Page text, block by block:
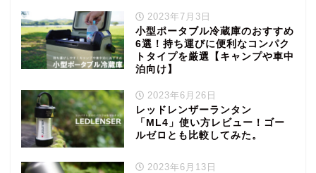
2023年7月3日
小型ポータブル冷蔵庫のおすすめ
6選！持ち運びに便利なコンパク
トタイプを厳選【キャンプや車中
泊向け】
2023年6月26日
レッドレンザーランタン
「ML4」使い方レビュー！ゴー
ルゼロとも比較してみた。
2023年6月13日